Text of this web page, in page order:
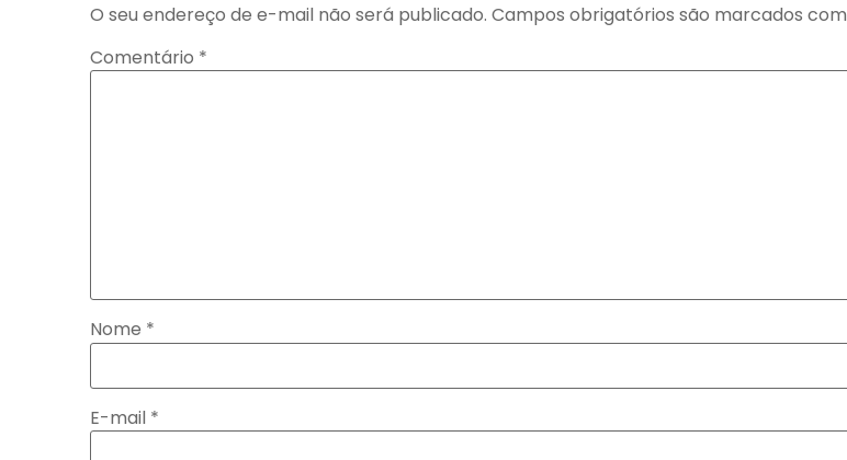
O seu endereço de e-mail não será publicado. Campos obrigatórios são marcados com
Comentário *
Nome *
E-mail *